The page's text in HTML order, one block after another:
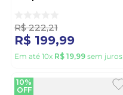
R$ 222,21
R$ 199,99
Em até 10x R$ 19,99 sem juros
10%
OFF